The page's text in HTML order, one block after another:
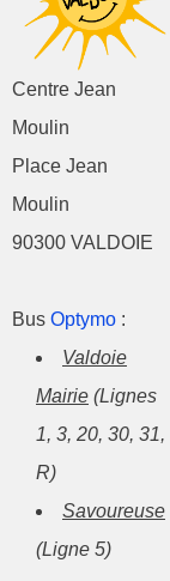
Centre Jean
Moulin
Place Jean
Moulin
90300 VALDOIE
Bus Optymo :
Valdoie
Mairie (Lignes
1, 3, 20, 30, 31,
R)
Savoureuse
(Ligne 5)